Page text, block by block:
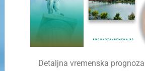
Detaljna vremenska